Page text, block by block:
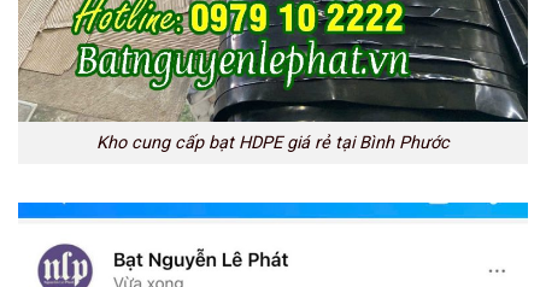
Kho cung cấp bạt HDPE giá rẻ tại Bình Phước